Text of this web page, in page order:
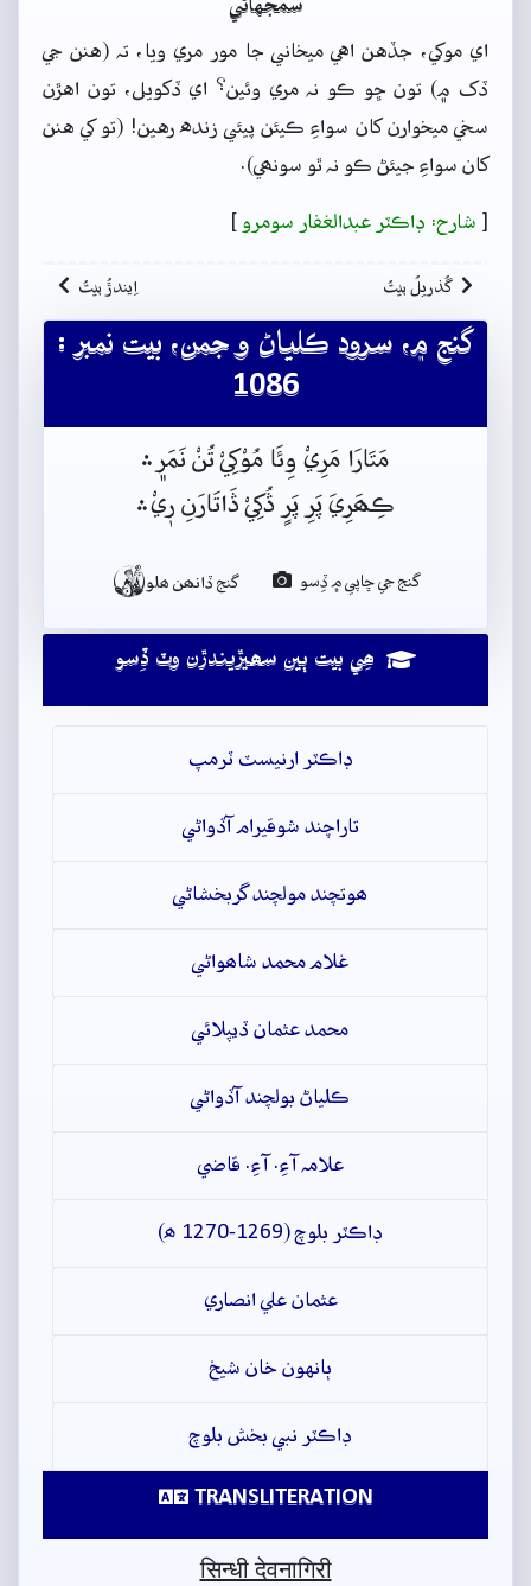
سمجهاڻي
اي موکي، جڏهن اهي ميخاني جا مور مري ويا، تہ (هنن جي
ڏک ۾) تون ڇو ڪو نہ مري وئين؟ اي ڏکويل، تون اهڙن
سخي ميخوارن کان سواءِ ڪيئن پيئي زنده رهين! (تو کي هنن
کان سواءِ جيئڻ ڪو نہ ٿو سونھي).
[ شارح: ڊاڪٽر عبدالغفار سومرو ]
گُذريلُ بيتُ اِيندڙُ بيتُ
گنج ۾، سرود ڪلياڻ و جمن، بيت نمبر :
1086
مَتَارَا مَرِيْ وِئَا مُوْکِيْ تُنْ نَمَر﮼﮶
ڪِھَرِيَ پَرِ پَرٍ ڎُکِيْ ڎَاتَارَنِ رٖيْ﮶
گنج جي ڇاپي ۾ ڏِسو گنج ڏانھن ھلو
ھِي بيت ٻين سھيڙيندڙن وٽ ڏِسو
ڊاڪٽر ارنيسٽ ٽرمپ
تاراچند شوقيرام آڏواڻي
ھوتچند مولچند گربخشاڻي
غلام محمد شاھواڻي
محمد عثمان ڏيپلائي
ڪلياڻ بولچند آڏواڻي
علامہ آءِ. آءِ. قاضي
ڊاڪٽر بلوچ (1269-1270 ھ)
عثمان علي انصاري
ٻانهون خان شيخ
ڊاڪٽر نبي بخش بلوچ
TRANSLITERATION
सिन्धी देवनागिरी